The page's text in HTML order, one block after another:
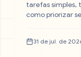
tarefas simples,
como priorizar
31 de jul. de